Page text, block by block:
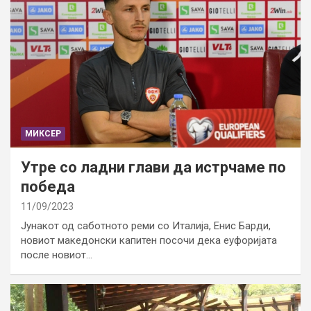
МИКСЕР
Утре со ладни глави да истрчаме по
победа
11/09/2023
Јунакот од саботното реми со Италија, Енис Барди,
новиот македонски капитен посочи дека еуфоријата
после новиот…